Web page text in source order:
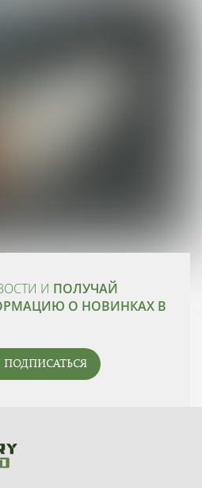
И ПОЛУЧАЙ
О НОВИНКАХ В
ПОДПИСАТЬСЯ